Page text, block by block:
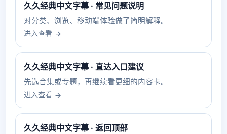
久久经典中文字幕 · 常见问题说明
对分类、浏览、移动端体验做了简明解释。
进入查看
久久经典中文字幕 · 直达入口建议
先选合集或专题，再继续看更细的内容卡。
进入查看
久久经典中文字幕 · 返回顶部